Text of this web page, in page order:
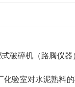
破碎机（路腾仪器
化验室对水泥熟料